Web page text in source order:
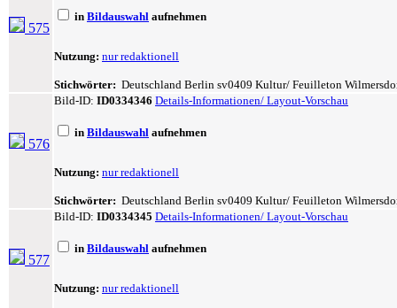
575
in Bildauswahl aufnehmen
Nutzung: nur redaktionell
Stichwörter: Deutschland Berlin sv0409 Kultur/ Feuilleton
576
Bild-ID: ID0334346 Details-Informationen/ Layout-Vorschau
in Bildauswahl aufnehmen
Nutzung: nur redaktionell
Stichwörter: Deutschland Berlin sv0409 Kultur/ Feuilleton
577
Bild-ID: ID0334345 Details-Informationen/ Layout-Vorschau
in Bildauswahl aufnehmen
Nutzung: nur redaktionell